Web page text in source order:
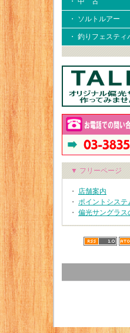
・ ソルトルアー
・ 釣りフェスティ
▼ フリーページ
・ 店舗案内
・ ポイントシステ
・ 偏光サングラス